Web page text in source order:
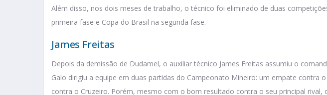
Além disso, nos dois meses de trabalho, o técnico foi eliminado de duas
primeira fase e Copa do Brasil na segunda fase.
James Freitas
Depois da demissão de Dudamel, o auxiliar técnico James Freitas assumiu o
Galo dirigiu a equipe em duas partidas do Campeonato Mineiro: um empate contra
contra o Cruzeiro. Porém, mesmo com o bom resultado contra o seu principal rival,